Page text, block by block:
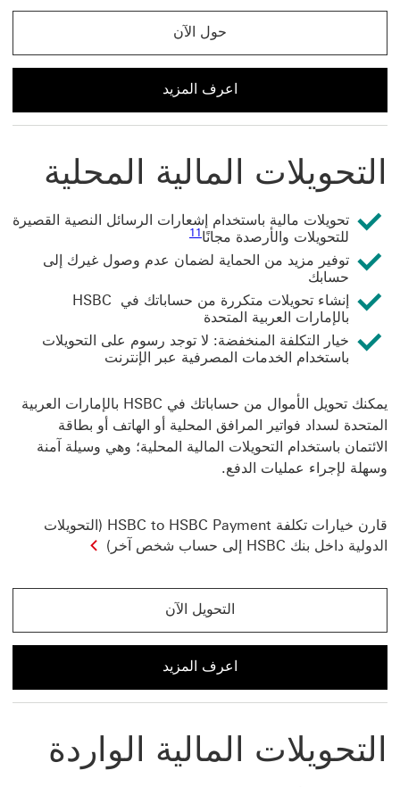
حول الآن
حول الآن باستخدام تحويلات Global Transfers
اعرف المزيد
اعرف المزيد عن تحويلات Global Transfers
التحويلات المالية المحلية
تحويلات مالية باستخدام إشعارات الرسائل النصية القصيرة
للتحويلات والأرصدة مجانًا 11
11 عرض الحاشية السفلية 11
توفير مزيد من الحماية لضمان عدم وصول غيرك إلى
حسابك
بالإمارات العربية المتحدة
خيار التكلفة المنخفضة: لا توجد رسوم على التحويلات
باستخدام الخدمات المصرفية عبر الإنترنت
يمكنك تحويل الأموال من حساباتك في HSBC بالإمارات العربية
المتحدة لسداد فواتير المرافق المحلية أو الهاتف أو بطاقة
الائتمان باستخدام التحويلات المالية المحلية؛ وهي وسيلة آمنة
وسهلة لإجراء عمليات الدفع.
قارن خيارات تكلفة HSBC to HSBC Payment (التحويلات
الدولية داخل بنك HSBC إلى حساب شخص آخر)
التحويل الآن
التحويل الآن باستخدام التحويلات المالية المحلية
اعرف المزيد
اعرف المزيد عن التحويلات المالية المحلية
التحويلات المالية الواردة